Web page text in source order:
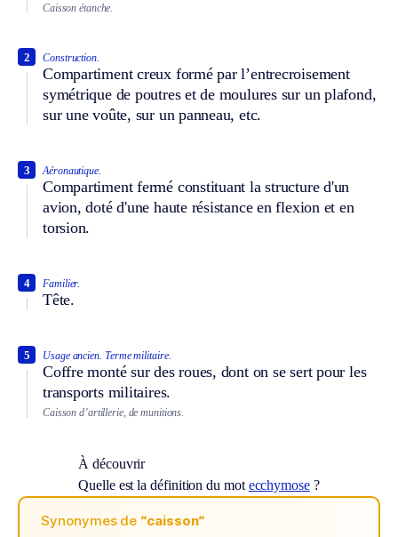
Caisson étanche.
Construction.
Compartiment creux formé par l’entrecroisement
symétrique de poutres et de moulures sur un plafond,
sur une voûte, sur un panneau, etc.
2
Aéronautique.
Compartiment fermé constituant la structure d'un
avion, doté d'une haute résistance en flexion et en
torsion.
3
Familier.
Tête.
4
Usage ancien. Terme militaire.
Coffre monté sur des roues, dont on se sert pour les
transports militaires.
5
Caisson d’artillerie, de munitions.
À découvrir
Quelle est la définition du mot ecchymose?
Synonymes de “caisson“